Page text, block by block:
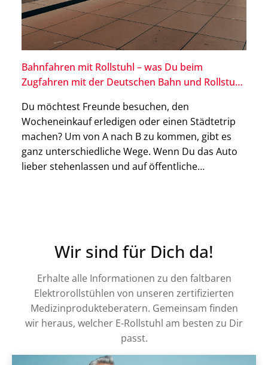
Bahnfahren mit Rollstuhl – was Du beim
Zugfahren mit der Deutschen Bahn und Rollstuhl
Du möchtest Freunde besuchen, den
Wocheneinkauf erledigen oder einen Städtetrip
machen? Um von A nach B zu kommen, gibt es
ganz unterschiedliche Wege. Wenn Du das Auto
lieber stehenlassen und auf öffentliche
Wir sind für Dich da!
Erhalte alle Informationen zu den faltbaren
Elektrorollstühlen von unseren zertifizierten
Medizinprodukteberatern. Gemeinsam finden
wir heraus, welcher E-Rollstuhl am besten zu Dir
passt.